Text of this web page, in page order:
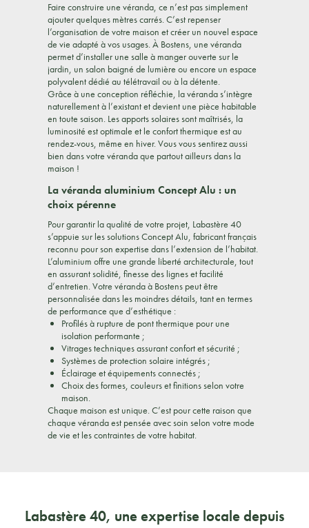
Faire construire une véranda, ce n’est pas simplement
ajouter quelques mètres carrés. C’est repenser
l’organisation de votre maison et créer un nouvel espace
de vie adapté à vos usages. À Bostens, une véranda
permet d’installer une salle à manger ouverte sur le
jardin, un salon baigné de lumière ou encore un espace
polyvalent dédié au télétravail ou à la détente.
Grâce à une conception réfléchie, la véranda s’intègre
naturellement à l’existant et devient une pièce habitable
en toute saison. Les apports solaires sont maîtrisés, la
luminosité est optimale et le confort thermique est au
rendez-vous, même en hiver. Vous vous sentirez aussi
bien dans votre véranda que partout ailleurs dans la
maison !
La véranda aluminium Concept Alu : un
choix pérenne
Pour garantir la qualité de votre projet, Labastère 40
s’appuie sur les solutions Concept Alu, fabricant français
reconnu pour son expertise dans l’extension de l’habitat.
L’aluminium offre une grande liberté architecturale, tout
en assurant solidité, finesse des lignes et facilité
d’entretien. Votre véranda à Bostens peut être
personnalisée dans les moindres détails, tant en termes
de performance que d’esthétique :
Profilés à rupture de pont thermique pour une
isolation performante ;
Vitrages techniques assurant confort et sécurité ;
Systèmes de protection solaire intégrés ;
Éclairage et équipements connectés ;
Choix des formes, couleurs et finitions selon votre
maison.
Chaque maison est unique. C’est pour cette raison que
chaque véranda est pensée avec soin selon votre mode
de vie et les contraintes de votre habitat.
Labastère 40, une expertise locale depuis